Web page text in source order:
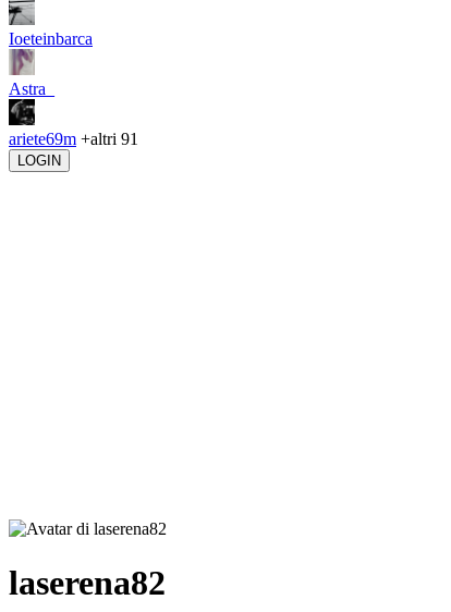
Ioeteinbarca
Astra_
ariete69m +altri 91
LOGIN
laserena82